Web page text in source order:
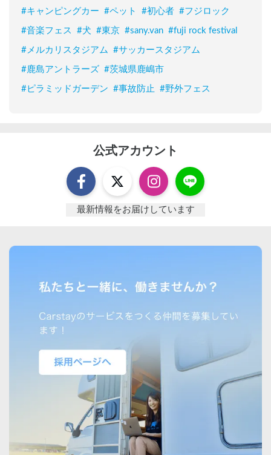
#キャンピングカー #ペット #初心者 #フジロック
#音楽フェス #犬 #東京 #sany.van #fuji rock festival
#メルカリスタジアム #サッカースタジアム
#鹿島アントラーズ #茨城県鹿嶋市
#ピラミッドガーデン #事故防止 #野外フェス
公式アカウント
最新情報をお届けしています